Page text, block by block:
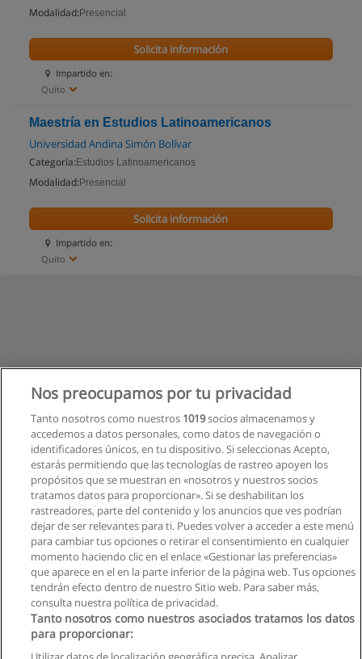
Modalidad: Presencial
Impartido en:
Quito
Solicita información
Maestría en Estudios Latinoamericanos
Universidad Andina Simón Bolívar
Categoría: Estudios Latinoamericanos
Modalidad: Presencial
Impartido en:
Quito
Solicita información
Nos preocupamos por tu privacidad
Tanto nosotros como nuestros 1019socios almacenamos y
accedemos a datos personales, como datos de navegación o
identificadores únicos, en tu dispositivo. Si seleccionas Acepto,
estarás permitiendo que las tecnologías de rastreo apoyen los
propósitos que se muestran en «nosotros y nuestros socios
tratamos datos para proporcionar». Si se deshabilitan los
rastreadores, parte del contenido y los anuncios que ves podrían
dejar de ser relevantes para ti. Puedes volver a acceder a este menú
para cambiar tus opciones o retirar el consentimiento en cualquier
momento haciendo clic en el enlace «Gestionar las preferencias»
que aparece en el en la parte inferior de la página web. Tus opciones
tendrán efecto dentro de nuestro Sitio web. Para saber más,
consulta nuestra política de privacidad.
Tanto nosotros como nuestros asociados tratamos los datos
para proporcionar: